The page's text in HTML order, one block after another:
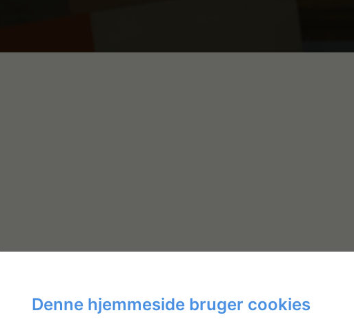
Denne hjemmeside bruger cookies